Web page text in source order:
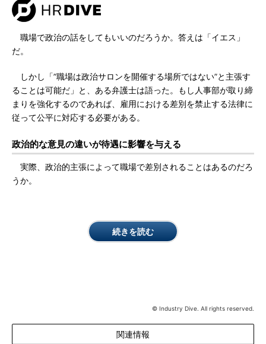
職場で政治の話をしてもいいのだろうか。答えは「イエス」
だ。
しかし「”職場は政治サロンを開催する場所ではない”と主張す
ることは可能だ」と、ある弁護士は語った。もし人事部が取り締
まりを強化するのであれば、雇用における差別を禁止する法律に
従って公平に対応する必要がある。
政治的な意見の違いが待遇に影響を与える
実際、政治的主張によって職場で差別されることはあるのだろ
うか。
続きを読む
© Industry Dive. All rights reserved.
関連情報